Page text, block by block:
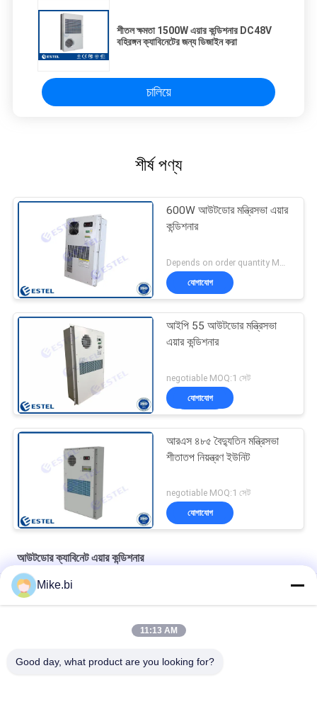
শীতল ক্ষমতা 1500W এয়ার কন্ডিশনার DC48V
বহিরঙ্গন ক্যাবিনেটের জন্য ডিজাইন করা
চালিয়ে
শীর্ষ পণ্য
600W আউটডোর মন্ত্রিসভা এয়ার
কন্ডিশনার
যোগাযোগ
আইপি 55 আউটডোর মন্ত্রিসভা
এয়ার কন্ডিশনার
negotiable MOQ:1 সেট
যোগাযোগ
আরএস ৪৮৫ বৈদ্যুতিন মন্ত্রিসভা
শীতাতপ নিয়ন্ত্রণ ইউনিট
negotiable MOQ:1 সেট
যোগাযোগ
আউটডোর ক্যাবিনেট এয়ার কন্ডিশনার
লো শোরগোল AC220V 500W বহিরঙ্গন ক্যাবিনেট এয়ার কন্ডিশনার
Mike.bi
11:13 AM
Good day, what product are you looking for?